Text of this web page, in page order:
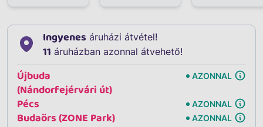
Ingyenes áruházi átvétel!
11 áruházban azonnal átvehető!
Újbuda
(Nándorfejérvári út)
AZONNAL
Pécs AZONNAL
Budaörs (ZONE Park) AZONNAL